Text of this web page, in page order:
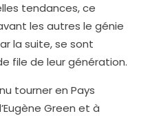
tendances, ce
les autres le génie
la suite, se sont
file de leur génération.
tourner en Pays
Green et à